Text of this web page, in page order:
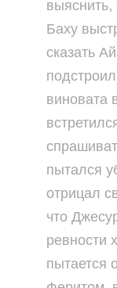
выяснить,
Баху
сказать
виновата
пытался
отрицал
что
ревности
пытается